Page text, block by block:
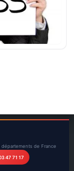
de France
47 71 17